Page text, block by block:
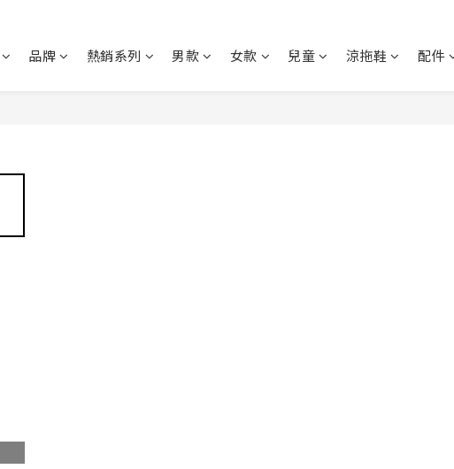
品牌 熱銷系列 男款 女款 兒童 涼拖鞋 配件